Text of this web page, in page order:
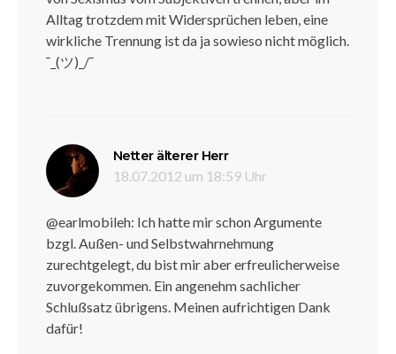
Alltag trotzdem mit Widersprüchen leben, eine
wirkliche Trennung ist da ja sowieso nicht möglich.
¯_(ツ)_/¯
Netter älterer Herrsagt:
18.07.2012 um 18:59 Uhr
@earlmobileh: Ich hatte mir schon Argumente
bzgl. Außen- und Selbstwahrnehmung
zurechtgelegt, du bist mir aber erfreulicherweise
zuvorgekommen. Ein angenehm sachlicher
Schlußsatz übrigens. Meinen aufrichtigen Dank
dafür!